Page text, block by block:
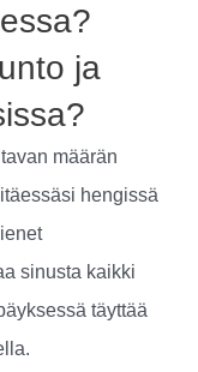
ja
määrän
hengissä
sinusta kaikki
täyttää